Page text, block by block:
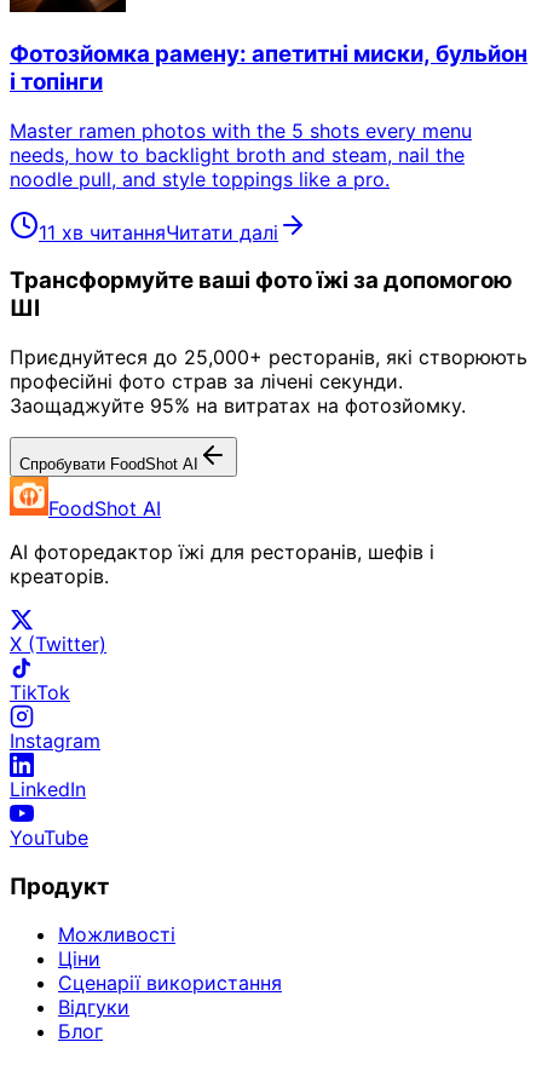
Фотозйомка рамену: апетитні миски, бульйон
і топінги
Master ramen photos with the 5 shots every menu
needs, how to backlight broth and steam, nail the
noodle pull, and style toppings like a pro.
11 хв читанняЧитати далі
Трансформуйте ваші фото їжі за допомогою
ШІ
Приєднуйтеся до 25,000+ ресторанів, які створюють
професійні фото страв за лічені секунди.
Заощаджуйте 95% на витратах на фотозйомку.
Спробувати FoodShot AI
FoodShot AI
AI фоторедактор їжі для ресторанів, шефів і
креаторів.
X (Twitter)
TikTok
Instagram
LinkedIn
YouTube
Продукт
Можливості
Ціни
Сценарії використання
Відгуки
Блог